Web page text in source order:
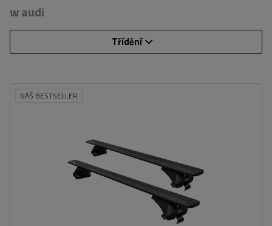
w audi
Třídění
NÁŠ BESTSELLER